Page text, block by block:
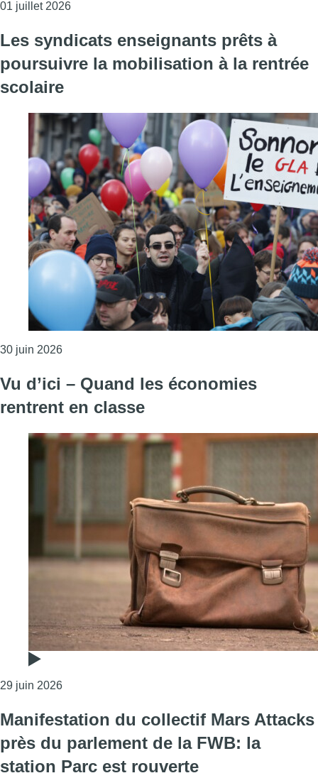
01 juillet 2026Consulter l'article "Des enseignants dénoncent
Les syndicats enseignants prêts à
poursuivre la mobilisation à la rentrée
scolaire
30 juin 2026Consulter l'article "Les syndicats enseignants
Vu d’ici – Quand les économies
rentrent en classe
29 juin 2026Consulter l'article "Vu d’ici – Quand les
Manifestation du collectif Mars Attacks
près du parlement de la FWB: la
station Parc est rouverte